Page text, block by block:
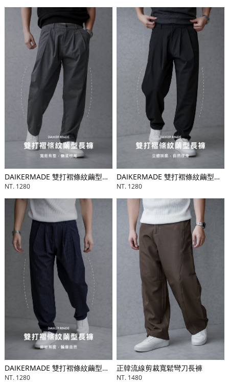
DAIKERMADE 雙打褶條紋繭型長褲
NT. 1280
DAIKERMADE 雙打褶條紋繭型長褲
NT. 1280
DAIKERMADE 雙打褶條紋繭型長褲
NT. 1280
正韓流線剪裁寬鬆彎刀長褲
NT. 1480